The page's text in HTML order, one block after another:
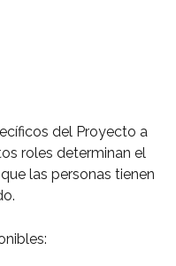
del Proyecto a
roles determinan el
las personas tienen